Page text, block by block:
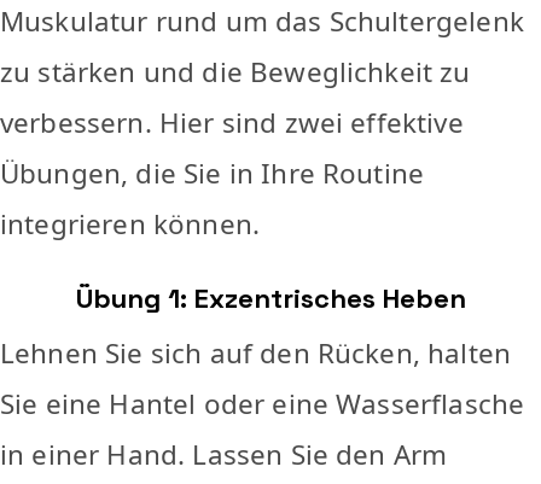
Muskulatur rund um das Schultergelenk
zu stärken und die Beweglichkeit zu
verbessern. Hier sind zwei effektive
Übungen, die Sie in Ihre Routine
integrieren können.
Übung 1: Exzentrisches Heben
Lehnen Sie sich auf den Rücken, halten
Sie eine Hantel oder eine Wasserflasche
in einer Hand. Lassen Sie den Arm